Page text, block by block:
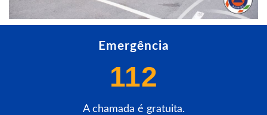
Emergência
112
A chamada é gratuita.